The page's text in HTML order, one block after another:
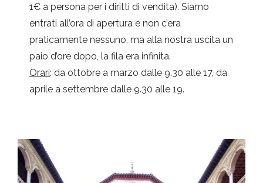
1€ a persona per i diritti di vendita). Siamo
entrati all’ora di apertura e non c’era
praticamente nessuno, ma alla nostra uscita un
paio d’ore dopo, la fila era infinita.
Orari: da ottobre a marzo dalle 9.30 alle 17, da
aprile a settembre dalle 9.30 alle 19.